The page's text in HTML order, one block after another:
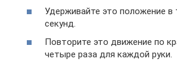
Удерживайте это положение в
секунд.
Повторите это движение по
четыре раза для каждой руки.